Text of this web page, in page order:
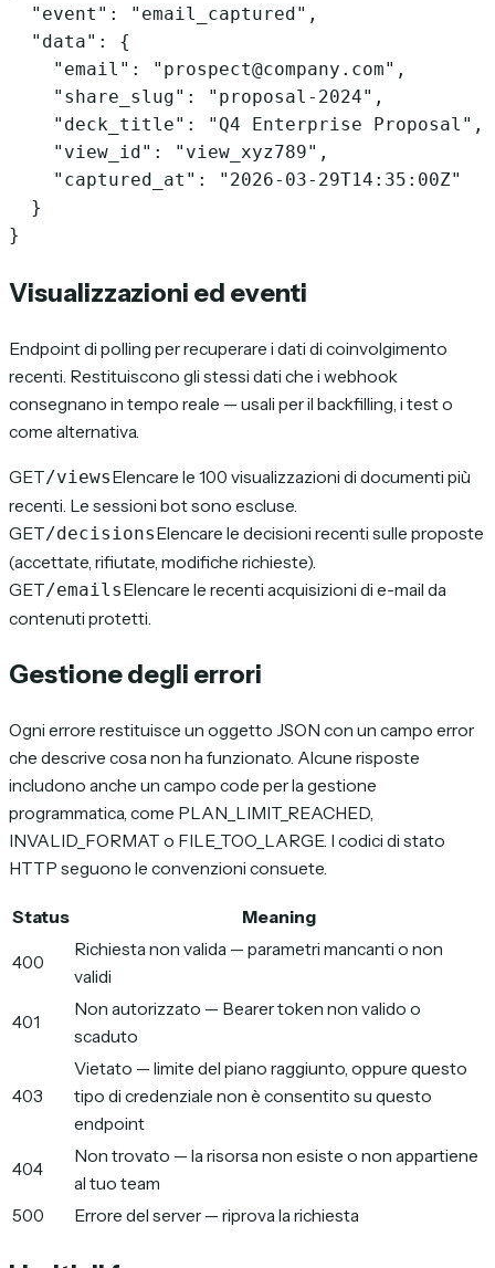
  "event": "email_captured",
  "data": {
    "email": "prospect@company.com",
    "share_slug": "proposal-2024",
    "deck_title": "Q4 Enterprise Proposal",
    "view_id": "view_xyz789",
    "captured_at": "2026-03-29T14:35:00Z"
  }
}
Visualizzazioni ed eventi
Endpoint di polling per recuperare i dati di coinvolgimento
recenti. Restituiscono gli stessi dati che i webhook
consegnano in tempo reale — usali per il backfilling, i test o
come alternativa.
GET/viewsElencare le 100 visualizzazioni di documenti più
recenti. Le sessioni bot sono escluse.
GET/decisionsElencare le decisioni recenti sulle proposte
(accettate, rifiutate, modifiche richieste).
GET/emailsElencare le recenti acquisizioni di e-mail da
contenuti protetti.
Gestione degli errori
Ogni errore restituisce un oggetto JSON con un campo error
che descrive cosa non ha funzionato. Alcune risposte
includono anche un campo code per la gestione
programmatica, come PLAN_LIMIT_REACHED,
INVALID_FORMAT o FILE_TOO_LARGE. I codici di stato
HTTP seguono le convenzioni consuete.
Status Meaning
400
Richiesta non valida — parametri mancanti o non
validi
401
Non autorizzato — Bearer token non valido o
scaduto
403
Vietato — limite del piano raggiunto, oppure questo
tipo di credenziale non è consentito su questo
endpoint
404
Non trovato — la risorsa non esiste o non appartiene
al tuo team
500
Errore del server — riprova la richiesta